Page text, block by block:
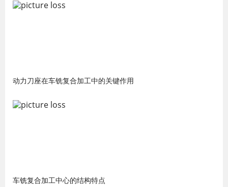
动力刀座在车铣复合加工中的关键作用
车铣复合加工中心的结构特点